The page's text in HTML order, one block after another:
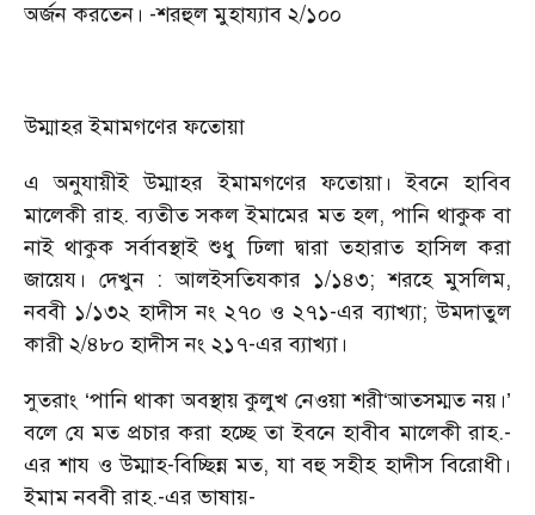
অর্জন করতেন। -শরহুল মুহায্যাব ২/১০০
উম্মাহর ইমামগণের ফতোয়া
এ অনুযায়ীই উম্মাহর ইমামগণের ফতোয়া। ইবনে হাবিব
মালেকী রাহ. ব্যতীত সকল ইমামের মত হল, পানি থাকুক বা
নাই থাকুক সর্বাবস্থাই শুধু ঢিলা দ্বারা তহারাত হাসিল করা
জায়েয। দেখুন : আলইসতিযকার ১/১৪৩; শরহে মুসলিম,
নববী ১/১৩২ হাদীস নং ২৭০ ও ২৭১-এর ব্যাখ্যা; উমদাতুল
কারী ২/৪৮০ হাদীস নং ২১৭-এর ব্যাখ্যা।
সুতরাং ‘পানি থাকা অবস্থায় কুলুখ নেওয়া শরী‘আতসম্মত নয়।’
বলে যে মত প্রচার করা হচ্ছে তা ইবনে হাবীব মালেকী রাহ.-
এর শায ও উম্মাহ-বিচ্ছিন্ন মত, যা বহু সহীহ হাদীস বিরোধী।
ইমাম নববী রাহ.-এর ভাষায়-